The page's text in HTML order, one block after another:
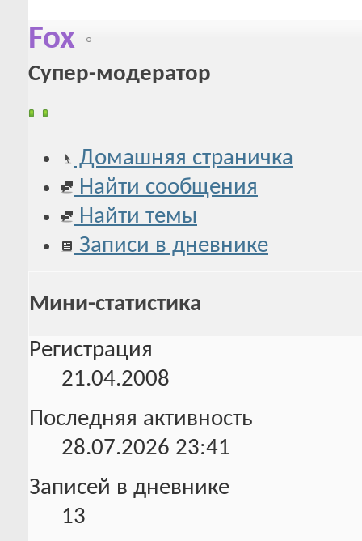
Fox
Супер-модератор
Домашняя страничка
Найти сообщения
Найти темы
Записи в дневнике
Мини-статистика
Регистрация
21.04.2008
Последняя активность
28.07.2026 23:41
Записей в дневнике
13